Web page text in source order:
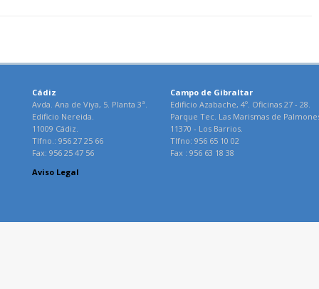
Cádiz
Avda. Ana de Viya, 5. Planta 3ª.
Edificio Nereida.
11009 Cádiz.
Tlfno.: 956 27 25 66
Fax: 956 25 47 56
Campo de Gibraltar
Edificio Azabache, 4º. Oficinas 27 - 28.
Parque Tec. Las Marismas de
11370 - Los Barrios.
Tlfno: 956 65 10 02
Fax : 956 63 18 38
Aviso Legal